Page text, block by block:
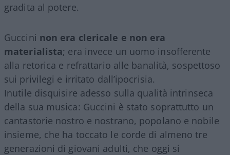
gradita al potere.
Guccini non era clericale e non era
materialista; era invece un uomo insofferente
alla retorica e refrattario alle banalità, sospettoso
sui privilegi e irritato dall’ipocrisia.
Inutile disquisire adesso sulla qualità intrinseca
della sua musica: Guccini è stato soprattutto un
cantastorie nostro e nostrano, popolano e nobile
insieme, che ha toccato le corde di almeno tre
generazioni di giovani adulti, che oggi si